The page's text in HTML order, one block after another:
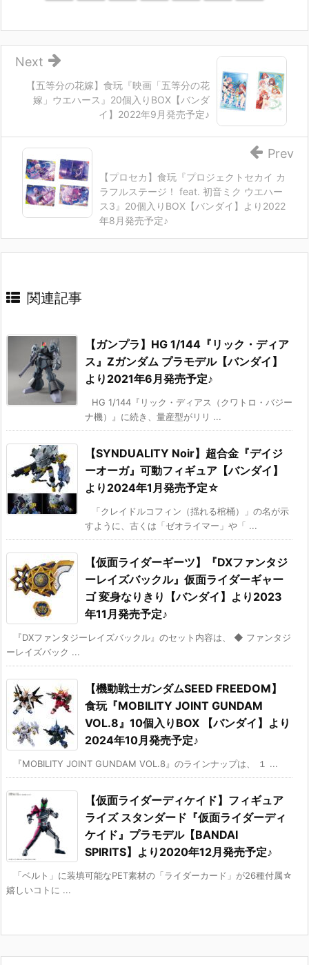
【五等分の花嫁】食玩『映画「五等分の花
嫁」ウエハース』20個入りBOX【バンダ
イ】2022年9月発売予定♪
Next
【プロセカ】食玩『プロジェクトセカイ カ
ラフルステージ！ feat. 初音ミク ウエハー
ス3』20個入りBOX【バンダイ】より2022
年8月発売予定♪
Prev
関連記事
【ガンプラ】HG 1/144『リック・ディア
ス』Zガンダム プラモデル【バンダイ】
より2021年6月発売予定♪
HG 1/144『リック・ディアス（クワトロ・バジー
ナ機）』に続き、量産型がリリ ...
【SYNDUALITY Noir】超合金『デイジ
ーオーガ』可動フィギュア【バンダイ】
より2024年1月発売予定☆
「クレイドルコフィン（揺れる棺桶）」の名が示
すように、古くは「ゼオライマー」や「 ...
【仮面ライダーギーツ】『DXファンタジ
ーレイズバックル』仮面ライダーギャー
ゴ 変身なりきり【バンダイ】より2023
年11月発売予定♪
『DXファンタジーレイズバックル』のセット内容は、 ◆ ファンタジ
ーレイズバック ...
【機動戦士ガンダムSEED FREEDOM】
食玩『MOBILITY JOINT GUNDAM
VOL.8』10個入りBOX 【バンダイ】より
2024年10月発売予定♪
『MOBILITY JOINT GUNDAM VOL.8』のラインナップは、 １ ...
【仮面ライダーディケイド】フィギュア
ライズ スタンダード『仮面ライダーディ
ケイド』プラモデル【BANDAI
SPIRITS】より2020年12月発売予定♪
「ベルト」に装填可能なPET素材の「ライダーカード」が26種付属☆
嬉しいコトに ...